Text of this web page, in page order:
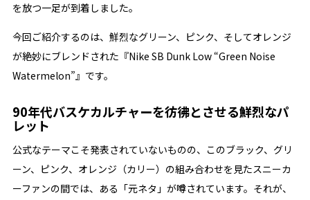
を放つ一足が到着しました。
今回ご紹介するのは、鮮烈なグリーン、ピンク、そしてオレンジ
が絶妙にブレンドされた『Nike SB Dunk Low “Green Noise
Watermelon”』です。
90年代バスケカルチャーを彷彿とさせる鮮烈なパ
レット
公式なテーマこそ発表されていないものの、このブラック、グリ
ーン、ピンク、オレンジ（カリー）の組み合わせを見たスニーカ
ーファンの間では、ある「元ネタ」が噂されています。それが、